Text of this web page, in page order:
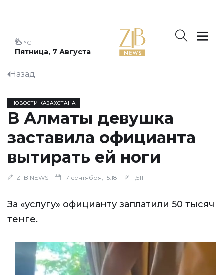
Пятница, 7 Августа
°C
Назад
НОВОСТИ КАЗАХСТАНА
В Алматы девушка
заставила официанта
вытирать ей ноги
ZTB NEWS 17 сентября, 15:18 1,511
За «услугу» официанту заплатили 50 тысяч
тенге.